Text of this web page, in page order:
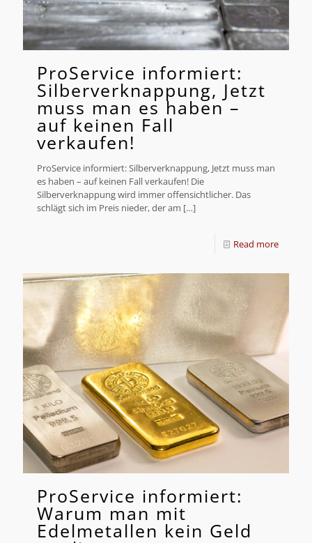
ProService informiert:
Silberverknappung, Jetzt
muss man es haben –
auf keinen Fall
verkaufen!
ProService informiert: Silberverknappung, Jetzt muss man
es haben – auf keinen Fall verkaufen! Die
Silberverknappung wird immer offensichtlicher. Das
schlägt sich im Preis nieder, der am […]
Read more
ProService informiert:
Warum man mit
Edelmetallen kein Geld